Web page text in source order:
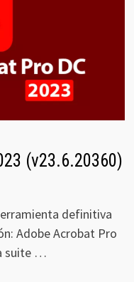
(v23.6.20360)
definitiva
Adobe Acrobat Pro
suite …